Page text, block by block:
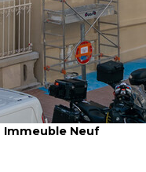
Immeuble Neuf